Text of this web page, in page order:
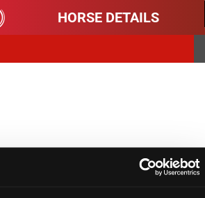
HORSE DETAILS